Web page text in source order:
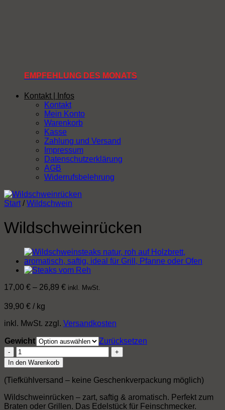
EMPFEHLUNG DES MONATS
Kontakt | Infos
Kontakt
Mein Konto
Warenkorb
Kasse
Zahlung und Versand
Impressum
Datenschutzerklärung
AGB
Widerrufsbelehrung
Start / Wildschwein
Wildschweinrücken
17,00 € – 26,89 € inkl. MwSt.
39,90 € / kg
inkl. MwSt. zzgl. Versandkosten
Gewicht
Zurücksetzen
Wildschweinrücken
Menge
In den Warenkorb
(Tiefkühlversand – keine Geschenkverpackung möglich)
Wildschweinrücken – zart, saftig & aromatisch. Perfekt zum
Braten oder Grillen. Das Edelstück für Feinschmecker.